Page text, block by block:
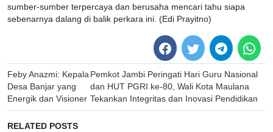
sumber-sumber terpercaya dan berusaha mencari tahu siapa
sebenarnya dalang di balik perkara ini. (Edi Prayitno)
Post
navigation
Feby Anazmi: Kepala
Desa Banjar yang
Energik dan Visioner
Pemkot Jambi Peringati Hari Guru Nasional
dan HUT PGRI ke-80, Wali Kota Maulana
Tekankan Integritas dan Inovasi Pendidikan
RELATED POSTS